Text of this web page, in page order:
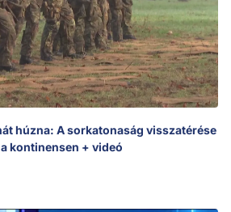
húzna: A sorkatonaság visszatérése
kontinensen + videó